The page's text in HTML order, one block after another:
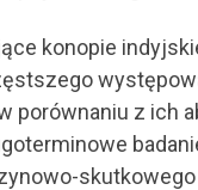
konopie
porównaniu z ich